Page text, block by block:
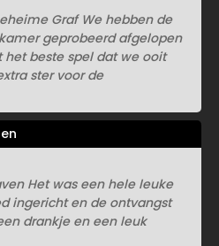
Graf We hebben de
geprobeerd afgelopen
het beste spel dat we ooit
ster voor de
Het was een hele leuke
ingericht en de ontvangst
drankje en een leuk